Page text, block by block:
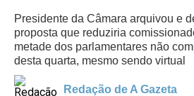
Presidente da Câmara arquivou e
proposta que reduziria
metade dos parlamentares não
desta quarta, mesmo sendo virtual
Redação de A Gazeta